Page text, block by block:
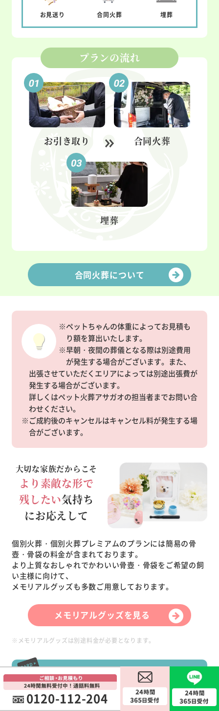
お見送り 合同火葬 埋葬
プランの流れ
お引き取り 合同火葬
埋葬
合同火葬について
※ペットちゃんの体重によってお見積も
り額を算出いたします。
※早朝・夜間の葬儀となる際は別途費用
が発生する場合がございます。また、
出張させていただくエリアによっては別途出張費が
発生する場合がございます。
詳しくはペット火葬アサガオの担当者までお問い合
わせください。
※ご成約後のキャンセルはキャンセル料が発生する場
合がございます。
大切な家族だからこそ
より素敵な形で
残したい気持ち
にお応えして
個別火葬・個別火葬プレミアムのプランには簡易の骨
壺・骨袋の料金が含まれております。
より上質なおしゃれでかわいい骨壺・骨袋をご希望の飼
い主様に向けて、
メモリアルグッズも多数ご用意しております。
メモリアルグッズを見る
※メモリアルグッズは別途料金が必要となります。
各種クレジットカードご利用できます
0120-112-204